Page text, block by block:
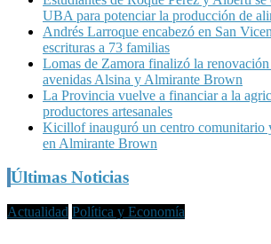
UBA para potenciar la producción de
Andrés Larroque encabezó en San
escrituras a 73 familias
Lomas de Zamora finalizó la
avenidas Alsina y Almirante Brown
La Provincia vuelve a financiar a la
productores artesanales
Kicillof inauguró un centro comunitario
en Almirante Brown
Últimas Noticias
Actualidad Política y Economía